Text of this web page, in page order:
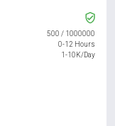
500 / 1000000
0-12 Hours
1-10K/Day